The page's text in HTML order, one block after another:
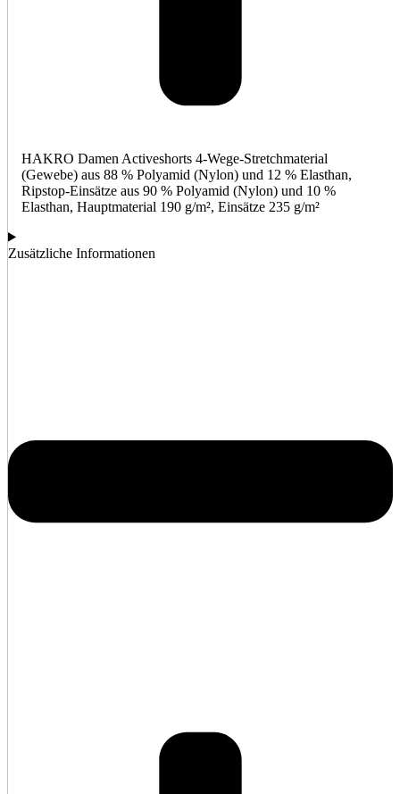
HAKRO Damen Activeshorts 4-Wege-Stretchmaterial
(Gewebe) aus 88 % Polyamid (Nylon) und 12 % Elasthan,
Ripstop-Einsätze aus 90 % Polyamid (Nylon) und 10 %
Elasthan, Hauptmaterial 190 g/m², Einsätze 235 g/m²
Zusätzliche Informationen